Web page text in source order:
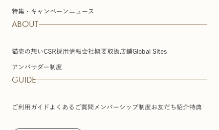
特集・キャンペーンニュース
ABOUT
猫壱の想いCSR採用情報会社概要取扱店舗Global Sites
アンバサダー制度
GUIDE
ご利用ガイド よくあるご質問 メンバーシップ制度お友だち紹介特典